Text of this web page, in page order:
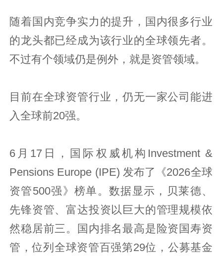
随着国内竞争实力的提升，国内很多行业
的龙头都已经成为该行业的全球领先者。
不过有个领域仍是例外，就是资管领域。
目前在全球资管行业，仍无一家公司能进
入全球前20强。
6月17日，国际权威机构‌Investment &
Pensions Europe (IPE)‌ 发布了《2026全球
资管500强》榜单。数据显示，贝莱德、
先锋资管、富达投资以巨大的管理规模依
然稳居前三。国内排名最高是险资国寿资
管，位列全球资管百强第29位，公募基金